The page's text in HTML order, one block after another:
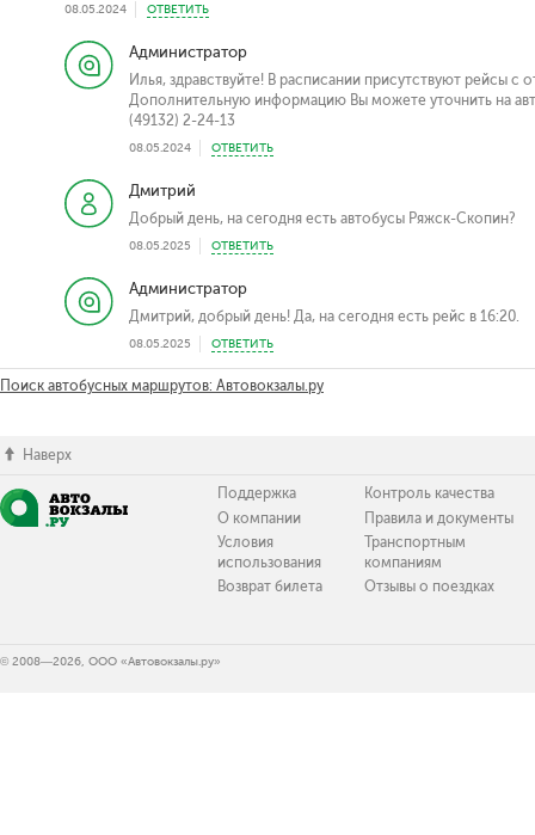
08.05.2024 ОТВЕТИТЬ
Администратор
Илья, здравствуйте! В расписании присутствуют рейсы с
Дополнительную информацию Вы можете уточнить на
(49132) 2-24-13
08.05.2024 ОТВЕТИТЬ
Дмитрий
Добрый день, на сегодня есть автобусы Ряжск-Скопин?
08.05.2025 ОТВЕТИТЬ
Администратор
Дмитрий, добрый день! Да, на сегодня есть рейс в 16:20.
08.05.2025 ОТВЕТИТЬ
Поиск автобусных маршрутов: Автовокзалы.ру
Наверх
Поддержка
О компании
Условия
использования
Возврат билета
Контроль качества
Правила и документы
Транспортным
компаниям
Отзывы о поездках
© 2008—2026, ООО «Автовокзалы.ру»